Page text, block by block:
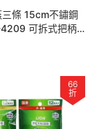
三條 15cm不鏽鋼
可拆式把柄
66
折